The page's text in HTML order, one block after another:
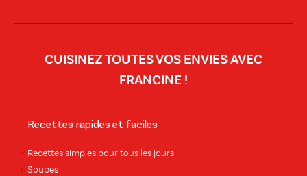
CUISINEZ TOUTES VOS ENVIES AVEC
FRANCINE !
Recettes rapides et faciles
Recettes simples pour tous les jours
Soupes